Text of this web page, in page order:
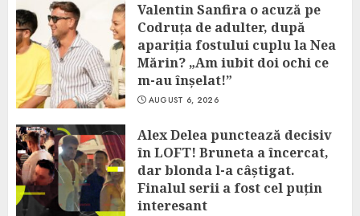
Valentin Sanfira o acuză pe
Codruța de adulter, după
apariția fostului cuplu la Nea
Mărin? „Am iubit doi ochi ce
m-au înșelat!”
AUGUST 6, 2026
Alex Delea punctează decisiv
în LOFT! Bruneta a încercat,
dar blonda l-a câștigat.
Finalul serii a fost cel puțin
interesant